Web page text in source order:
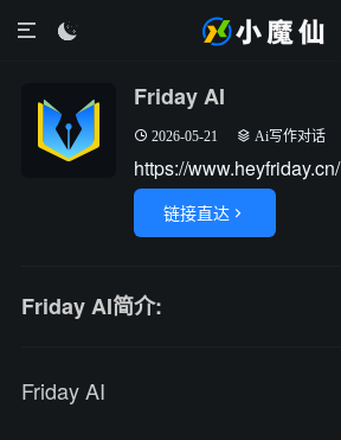

Friday AI
2026-05-21 Ai写作对话
https://www.heyfriday.cn/
链接直达 
Friday AI简介:
Friday AI